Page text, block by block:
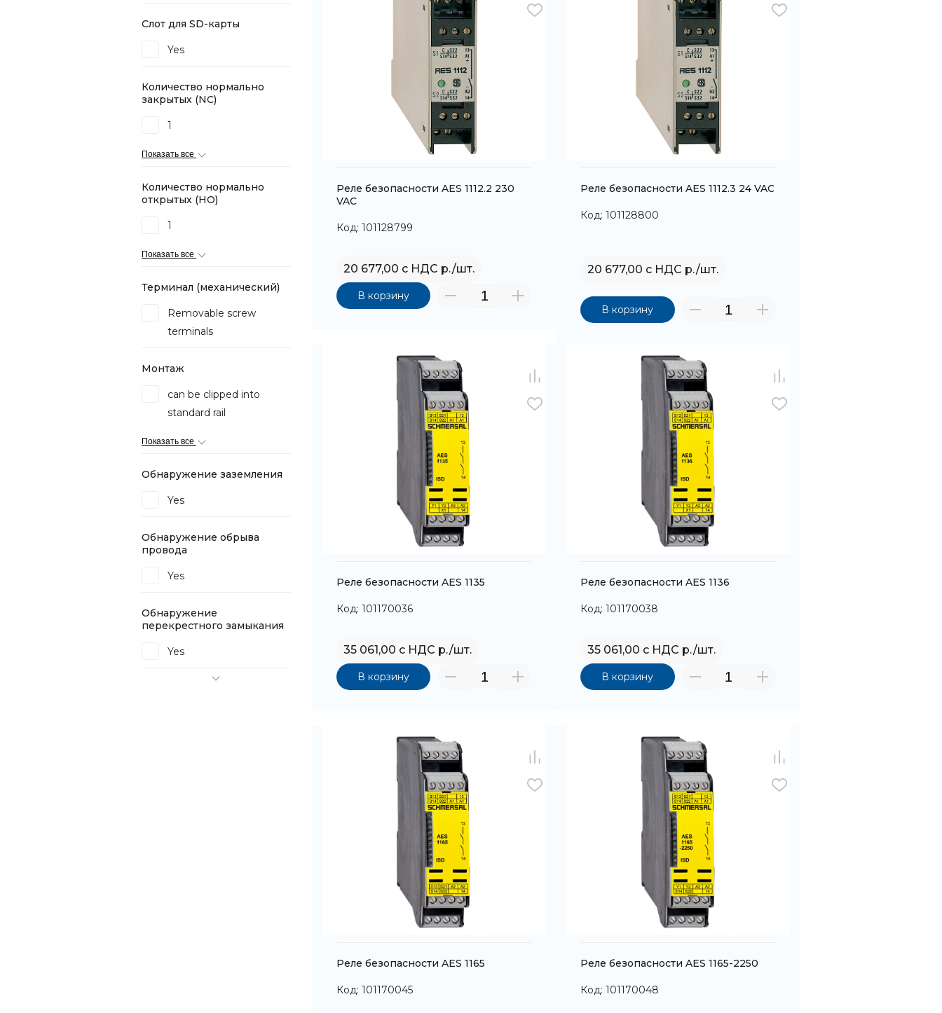
Слот для SD-карты
Yes
Количество нормально
закрытых (NC)
1
Показать все
Количество нормально
открытых (НО)
1
Показать все
Терминал (механический)
Removable screw
terminals
Монтаж
can be clipped into
standard rail
Показать все
Обнаружение заземления
Yes
Обнаружение обрыва
провода
Yes
Обнаружение
перекрестного замыкания
Yes
Реле безопасности AES 1112.2 230
VAC
Код: 101128799
20 677,00 с НДС р./шт.
В корзину
Реле безопасности AES 1112.3 24 VAC
Код: 101128800
20 677,00 с НДС р./шт.
В корзину
Реле безопасности AES 1135
Код: 101170036
35 061,00 с НДС р./шт.
В корзину
Реле безопасности AES 1136
Код: 101170038
35 061,00 с НДС р./шт.
В корзину
Реле безопасности AES 1165
Код: 101170045
Реле безопасности AES 1165-2250
Код: 101170048